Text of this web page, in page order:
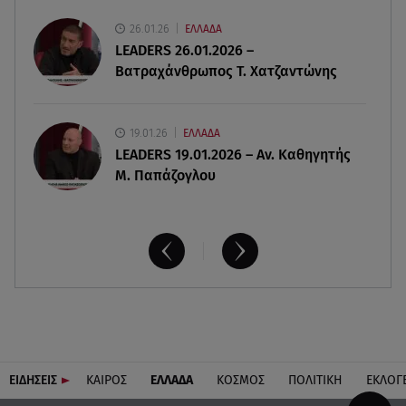
Συντάξεις: Τρέχουν να προλάβουν όσοι είναι
κοντά σε ηλικία συνταξιοδότησης
26.01.26 ΕΛΛΑΔΑ
LEADERS 26.01.2026 –
Βατραχάνθρωπος Τ. Χατζαντώνης
19.01.26 ΕΛΛΑΔΑ
LEADERS 19.01.2026 – Αν. Καθηγητής
Μ. Παπάζογλου
ΕΙΔΗΣΕΙΣ ΚΑΙΡΟΣ ΕΛΛΑΔΑ ΚΟΣΜΟΣ ΠΟΛΙΤΙΚΗ